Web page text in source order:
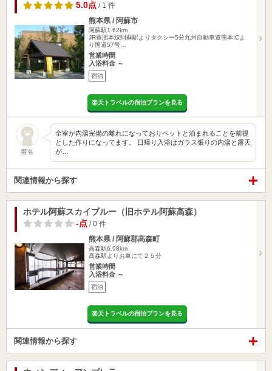
5.0点 / 1 件
熊本県 / 阿蘇市
阿蘇駅1.62km
JR豊肥本線阿蘇駅よりタクシー5分九州自動車道熊本ICよ
り国道57号…
営業時間
入浴料金 ～
宿泊
楽天トラベルの宿泊プランを見る
匿名
全室が内湯完備の離れになっておりペットと泊まれることを前提
とした作りになってます。 日帰り入浴はガラス張りの内湯と露天
が…
関連情報から探す
ホテル阿蘇スカイブルー（旧ホテル阿蘇高森）
-点 / 0 件
熊本県 / 阿蘇郡高森町
高森駅6.98km
高森駅よりお車にて２５分
営業時間
入浴料金 ～
宿泊
楽天トラベルの宿泊プランを見る
関連情報から探す